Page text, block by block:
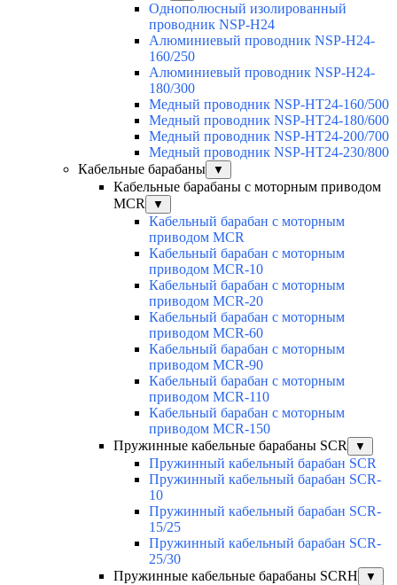
Однополюсный изолированный
проводник NSP-H24
Алюминиевый проводник NSP-H24-
160/250
Алюминиевый проводник NSP-H24-
180/300
Медный проводник NSP-HT24-160/500
Медный проводник NSP-HT24-180/600
Медный проводник NSP-HT24-200/700
Медный проводник NSP-HT24-230/800
Кабельные барабаны
▼
Кабельные барабаны с моторным приводом
MCR
▼
Кабельный барабан с моторным
приводом MCR
Кабельный барабан с моторным
приводом MCR-10
Кабельный барабан с моторным
приводом MCR-20
Кабельный барабан с моторным
приводом MCR-60
Кабельный барабан с моторным
приводом MCR-90
Кабельный барабан с моторным
приводом MCR-110
Кабельный барабан с моторным
приводом MCR-150
Пружинные кабельные барабаны SCR
▼
Пружинный кабельный барабан SCR
Пружинный кабельный барабан SCR-
10
Пружинный кабельный барабан SCR-
15/25
Пружинный кабельный барабан SCR-
25/30
Пружинные кабельные барабаны SCRH
▼